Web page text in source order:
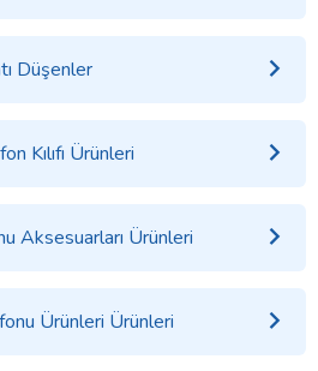
Düşenler
Kılıfı Ürünleri
Aksesuarları Ürünleri
Ürünleri Ürünleri